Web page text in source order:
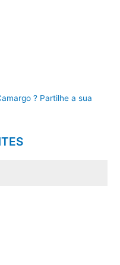
? Partilhe a sua